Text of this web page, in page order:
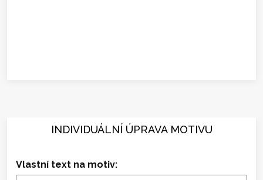
INDIVIDUÁLNÍ ÚPRAVA MOTIVU
Vlastní text na motiv: